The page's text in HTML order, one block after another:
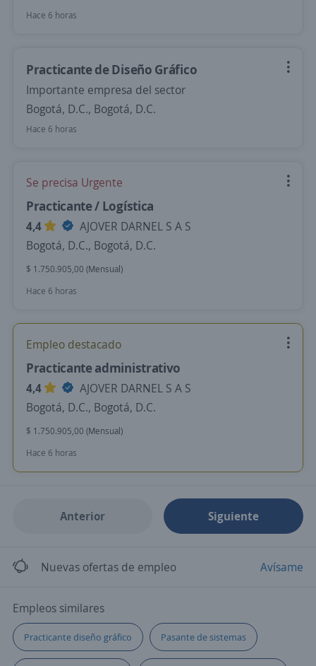
Hace 6 horas
Practicante de Diseño Gráfico
Importante empresa del sector
Bogotá, D.C., Bogotá, D.C.
Hace 6 horas
Se precisa Urgente
Practicante / Logística
4,4
AJOVER DARNEL S A S
Bogotá, D.C., Bogotá, D.C.
$ 1.750.905,00 (Mensual)
Hace 6 horas
Empleo destacado
Practicante administrativo
4,4
AJOVER DARNEL S A S
Bogotá, D.C., Bogotá, D.C.
$ 1.750.905,00 (Mensual)
Hace 6 horas
Anterior Siguiente
Nuevas ofertas de empleo Avísame
Empleos similares
Practicante diseño gráfico Pasante de sistemas